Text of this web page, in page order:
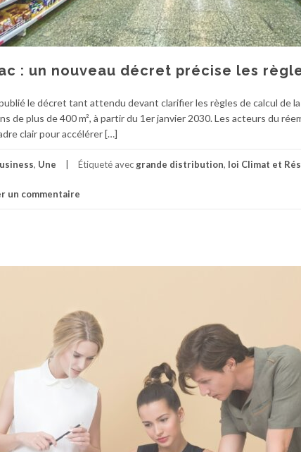
: un nouveau décret précise les
le décret tant attendu devant clarifier les règles de calcul de
de plus de 400 m², à partir du 1er janvier 2030. Les acteurs du
clair pour accélérer […]
, Une Étiqueté avec grande distribution, loi Climat et
un commentaire